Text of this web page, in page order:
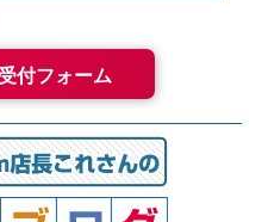
付フォーム